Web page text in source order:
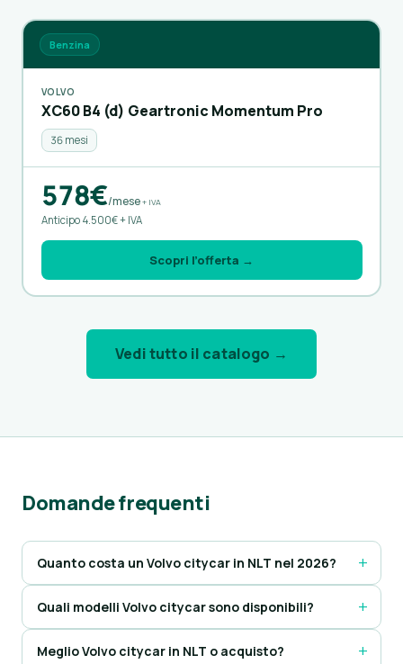
Benzina
VOLVO
XC60 B4 (d) Geartronic Momentum Pro
36 mesi
578€/mese+ IVA
Anticipo 4.500€ + IVA
Scopri l’offerta →
Vedi tutto il catalogo →
Domande frequenti
Quanto costa un Volvo citycar in NLT nel 2026?
Quali modelli Volvo citycar sono disponibili?
Meglio Volvo citycar in NLT o acquisto?